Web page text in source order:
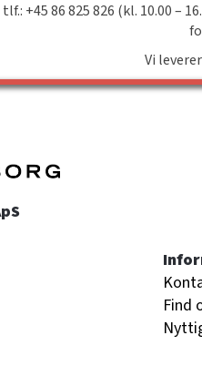
+45 86 825 826 (kl. 10.00 –
Vi
Find